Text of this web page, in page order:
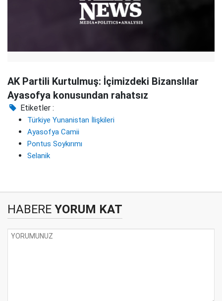
AK Partili Kurtulmuş: İçimizdeki Bizanslılar
Ayasofya konusundan rahatsız
Etiketler :
Türkiye Yunanistan İlişkileri
Ayasofya Camii
Pontus Soykırımı
Selanik
HABERE YORUM KAT